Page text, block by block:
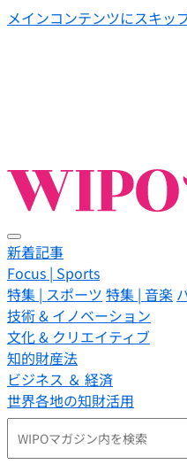
メインコンテンツにスキッ
新着記事
Focus | Sports
特集 | スポーツ 特集 | 音楽
技術 & イノベーション
文化 & クリエイティブ
知的財産法
ビジネス ＆ 経済
世界各地の知財活用